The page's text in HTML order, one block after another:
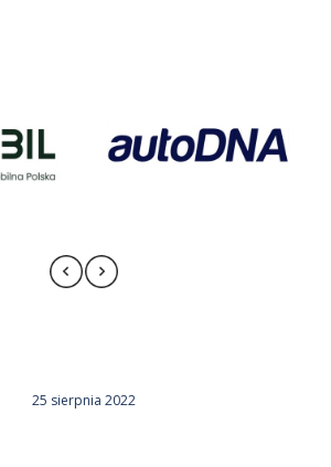
25 sierpnia 2022